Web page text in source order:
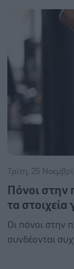
Τρίτη, 25
Πόνοι στην
τα
Οι πόνοι στην
συνδέονται